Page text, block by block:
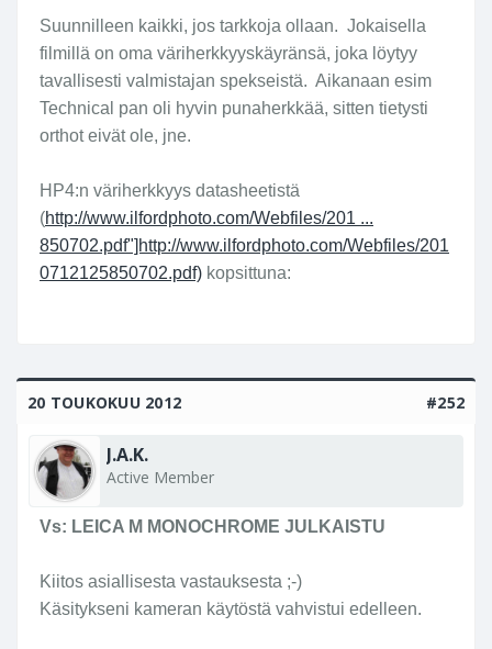
Suunnilleen kaikki, jos tarkkoja ollaan. Jokaisella
filmillä on oma väriherkkyyskäyränsä, joka löytyy
tavallisesti valmistajan spekseistä. Aikanaan esim
Technical pan oli hyvin punaherkkää, sitten tietysti
orthot eivät ole, jne.
HP4:n väriherkkyys datasheetistä
(http://www.ilfordphoto.com/Webfiles/201 ...
850702.pdf"]http://www.ilfordphoto.com/Webfiles/201
0712125850702.pdf) kopsittuna:
20 TOUKOKUU 2012 #252
J.A.K.
Active Member
Vs: LEICA M MONOCHROME JULKAISTU
Kiitos asiallisesta vastauksesta ;-)
Käsitykseni kameran käytöstä vahvistui edelleen.